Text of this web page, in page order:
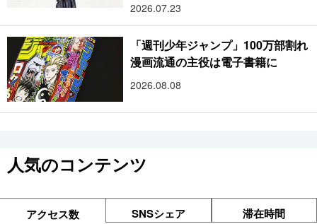
2026.07.23
「週刊少年ジャンプ」100万部割れ
漫画流通の主役は電子書籍に
2026.08.08
人気のコンテンツ
アクセス数 SNSシェア 滞在時間